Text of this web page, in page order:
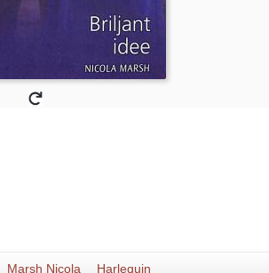
Marsh Nicola Harlequin